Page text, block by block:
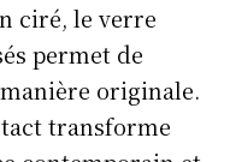
ciré, le verre
permet de
originale.
transforme